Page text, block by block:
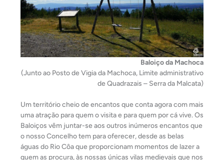
Baloiço da Machoca
(Junto ao Posto de Vigia da Machoca, Limite administrativo
de Quadrazais – Serra da Malcata)
Um território cheio de encantos que conta agora com mais
uma atração para quem o visita e para quem por cá vive. Os
Baloiços vêm juntar-se aos outros inúmeros encantos que
o nosso Concelho tem para oferecer, desde as belas
águas do Rio Côa que proporcionam momentos de lazer a
quem as procura, às nossas únicas vilas medievais que nos